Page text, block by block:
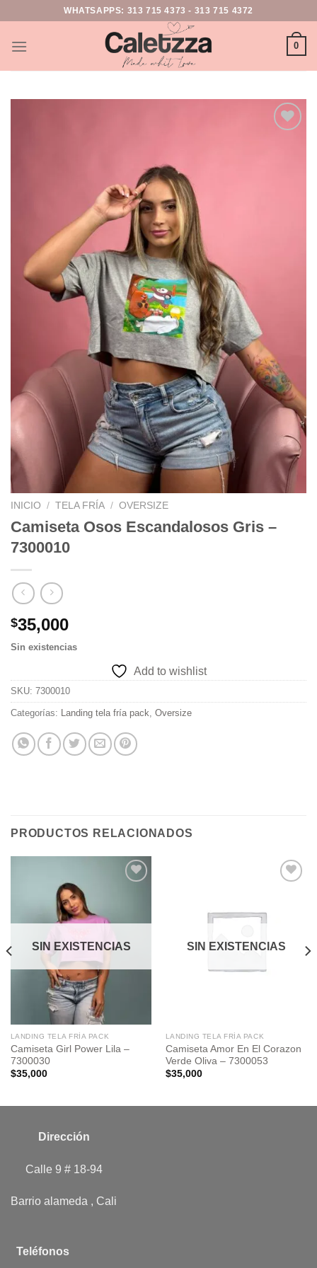
WHATSAPPS: 313 715 4373 - 313 715 4372
0
INICIO / TELA FRÍA / OVERSIZE
Camiseta Osos Escandalosos Gris –
7300010
$35,000
Sin existencias
Add to wishlist
SKU: 7300010
Categorías: Landing tela fría pack Oversize
PRODUCTOS RELACIONADOS
SIN EXISTENCIAS
LANDING TELA FRÍA PACK
Camiseta Girl Power Lila –
7300030
$35,000
SIN EXISTENCIAS
LANDING TELA FRÍA PACK
Camiseta Amor En El Corazon
Verde Oliva – 7300053
$35,000
Dirección
Calle 9 # 18-94
Barrio alameda , Cali
Teléfonos